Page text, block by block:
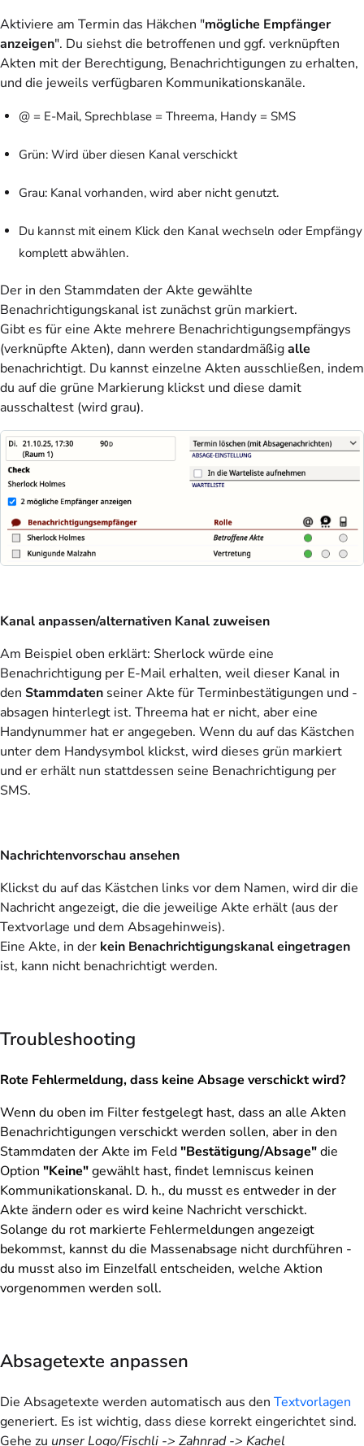
Aktiviere am Termin das Häkchen "mögliche Empfänger
anzeigen". Du siehst die betroffenen und ggf. verknüpften
Akten mit der Berechtigung, Benachrichtigungen zu erhalten,
und die jeweils verfügbaren Kommunikationskanäle.
@ = E-Mail, Sprechblase = Threema, Handy = SMS
Grün: Wird über diesen Kanal verschickt
Grau: Kanal vorhanden, wird aber nicht genutzt.
Du kannst mit einem Klick den Kanal wechseln oder Empfängy
komplett abwählen.
Der in den Stammdaten der Akte gewählte
Benachrichtigungskanal ist zunächst grün markiert.
Gibt es für eine Akte mehrere Benachrichtigungsempfängys
(verknüpfte Akten), dann werden standardmäßigalle
benachrichtigt. Du kannst einzelne Akten ausschließen, indem
du auf die grüne Markierung klickst und diese damit
ausschaltest (wird grau).
Kanal anpassen/alternativen Kanal zuweisen
Am Beispiel oben erklärt: Sherlock würde eine
Benachrichtigung per E-Mail erhalten, weil dieser Kanal in
den Stammdaten seiner Akte für Terminbestätigungen und -
absagen hinterlegt ist. Threema hat er nicht, aber eine
Handynummer hat er angegeben. Wenn du auf das Kästchen
unter dem Handysymbol klickst, wird dieses grün markiert
und er erhält nun stattdessen seine Benachrichtigung per
SMS.
Nachrichtenvorschau ansehen
Klickst du auf das Kästchen links vor dem Namen, wird dir die
Nachricht angezeigt, die die jeweilige Akte erhält (aus der
Textvorlage und dem Absagehinweis).
Eine Akte, in der kein Benachrichtigungskanal eingetragen
ist, kann nicht benachrichtigt werden.
Troubleshooting
Rote Fehlermeldung, dass keine Absage verschickt wird?
Wenn du oben im Filter festgelegt hast, dass an alle Akten
Benachrichtigungen verschickt werden sollen, aber in den
Stammdaten der Akte im Feld"Bestätigung/Absage"die
Option "Keine"gewählt hast, findet lemniscus keinen
Kommunikationskanal. D. h., du musst es entweder in der
Akte ändern oder es wird keine Nachricht verschickt.
Solange du rot markierte Fehlermeldungen angezeigt
bekommst, kannst du die Massenabsage nicht durchführen -
du musst also im Einzelfall entscheiden, welche Aktion
vorgenommen werden soll.
Absagetexte anpassen
Die Absagetexte werden automatisch aus den Textvorlagen
generiert. Es ist wichtig, dass diese korrekt eingerichtet sind.
Gehe zu unser Logo/Fischli -> Zahnrad -> Kachel